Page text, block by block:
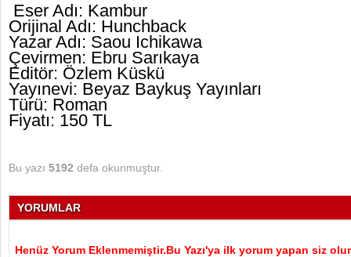
Eser Adı: Kambur
Orijinal Adı: Hunchback
Yazar Adı: Saou Ichikawa
Çevirmen: Ebru Sarıkaya
Editör: Özlem Küskü
Yayınevi: Beyaz Baykuş Yayınları
Türü: Roman
Fiyatı: 150 TL
Bu yazı 5192 defa okunmuştur.
YORUMLAR
Henüz Yorum Eklenmemiştir.Bu Yazı'ya ilk yorum yapan siz